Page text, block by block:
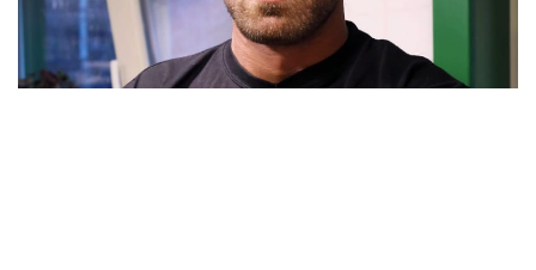
Škola vaření
Recepty z TV